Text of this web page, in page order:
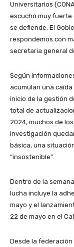
Universitarios
escuchó muy fuerte
se defiende. El
respondemos con
secretaria general
Según
acumulan una
inicio de la gestión
total de
2024, muchos de
investigación
básica, una
“insostenible”.
Dentro de la
lucha incluye la
mayo y el
22 de mayo en el
Desde la